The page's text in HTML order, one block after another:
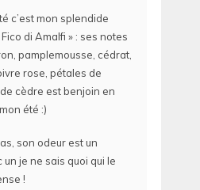
c’est mon splendide
di Amalfi » : ses notes
pamplemousse, cédrat,
rose, pétales de
cèdre est benjoin en
été :)
son odeur est un
je ne sais quoi qui le
!